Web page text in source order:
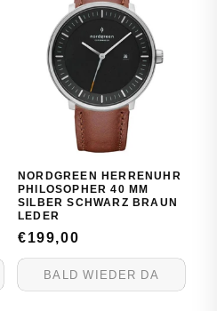
NORDGREEN HERRENUHR
PHILOSOPHER 40 MM
SILBER SCHWARZ BRAUN
LEDER
NORMALER
PREIS
€199,00
BALD WIEDER DA